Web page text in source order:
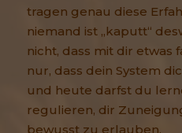
tragen genau diese
niemand ist „kaputt“
nicht, dass mit dir etwas
nur, dass dein System
und heute darfst du
regulieren, dir
bewusst zu erlauben.